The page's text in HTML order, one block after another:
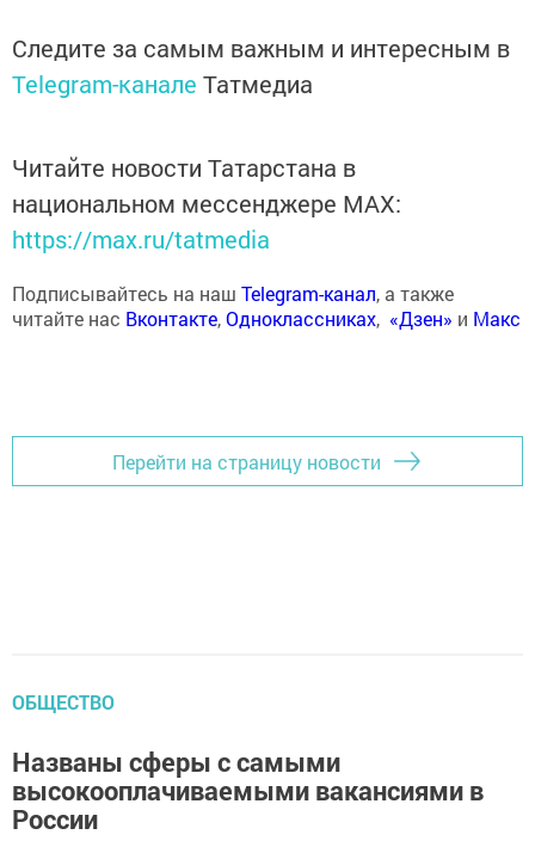
Следите за самым важным и интересным в
Telegram-канале Татмедиа
Читайте новости Татарстана в
национальном мессенджере MАХ:
https://max.ru/tatmedia
Подписывайтесь на наш Telegram-канал, а также
читайте нас Вконтакте,Одноклассниках, «Дзен» и Макс
Перейти на страницу новости
ОБЩЕСТВО
Названы сферы с самыми
высокооплачиваемыми вакансиями в
России